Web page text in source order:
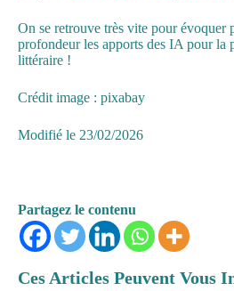
On se retrouve très vite pour évoquer
profondeur les apports des IA pour la
littéraire !
Crédit image : pixabay
Modifié le 23/02/2026
Partagez le contenu
Ces Articles Peuvent Vous